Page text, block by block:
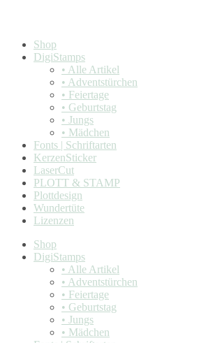
Shop
DigiStamps
• Alle Artikel
• Adventstürchen
• Feiertage
• Geburtstag
• Jungs
• Mädchen
Fonts | Schriftarten
KerzenSticker
LaserCut
PLOTT & STAMP
Plottdesign
Wundertüte
Lizenzen
Shop
DigiStamps
• Alle Artikel
• Adventstürchen
• Feiertage
• Geburtstag
• Jungs
• Mädchen